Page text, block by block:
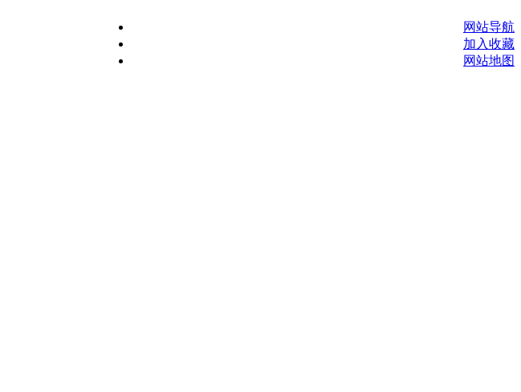
网站导航
加入收藏
网站地图